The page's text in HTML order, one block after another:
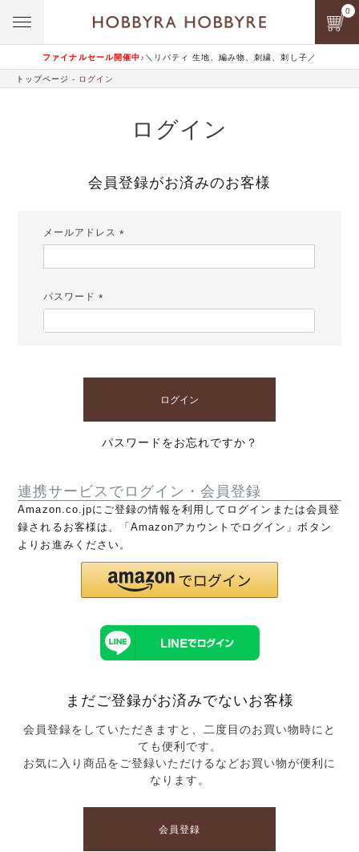
ファイナルセール開催中♪ ＼リバティ 生地、編み物、刺繍、刺し子／
0
トップページ ログイン
ログイン
会員登録がお済みのお客様
メールアドレス
パスワード
ログイン
パスワードをお忘れですか？
連携サービスでログイン・会員登録
Amazon.co.jpにご登録の情報を利用してログインまたは会員登
録されるお客様は、「Amazonアカウントでログイン」ボタン
よりお進みください。
まだご登録がお済みでないお客様
会員登録をしていただきますと、二度目のお買い物時にと
ても便利です。
お気に入り商品をご登録いただけるなどお買い物が便利に
なります。
会員登録